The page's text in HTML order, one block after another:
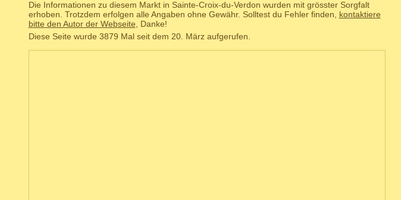
Die Informationen zu diesem Markt in Sainte-Croix-du-Verdon wurden mit grösster Sorgfalt
erhoben. Trotzdem erfolgen alle Angaben ohne Gewähr. Solltest du Fehler finden, kontaktiere
bitte den Autor der Webseite , Danke!
Diese Seite wurde 3879 Mal seit dem 20. März aufgerufen.